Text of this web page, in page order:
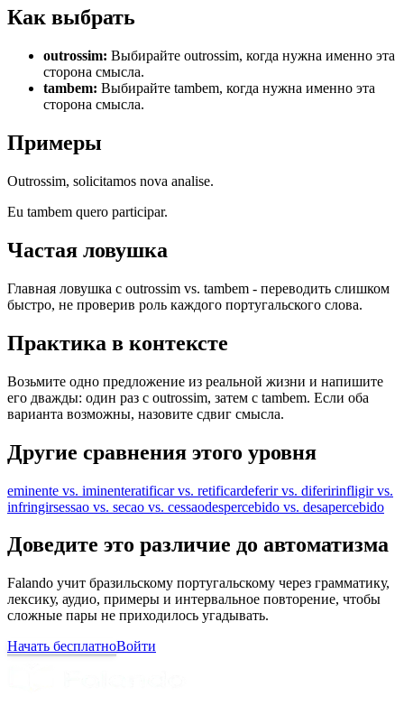
Как выбрать
outrossim: Выбирайте outrossim, когда нужна именно эта
сторона смысла.
tambem: Выбирайте tambem, когда нужна именно эта
сторона смысла.
Примеры
Outrossim, solicitamos nova analise.
Eu tambem quero participar.
Частая ловушка
Главная ловушка с outrossim vs. tambem - переводить слишком
быстро, не проверив роль каждого португальского слова.
Практика в контексте
Возьмите одно предложение из реальной жизни и напишите
его дважды: один раз с outrossim, затем с tambem. Если оба
варианта возможны, назовите сдвиг смысла.
Другие сравнения этого уровня
eminente vs. iminenteratificar vs. retificardeferir vs. diferirinfligir vs.
infringirsessao vs. secao vs. cessaodespercebido vs. desapercebido
Доведите это различие до автоматизма
Falando учит бразильскому португальскому через грамматику,
лексику, аудио, примеры и интервальное повторение, чтобы
сложные пары не приходилось угадывать.
Начать бесплатноВойти